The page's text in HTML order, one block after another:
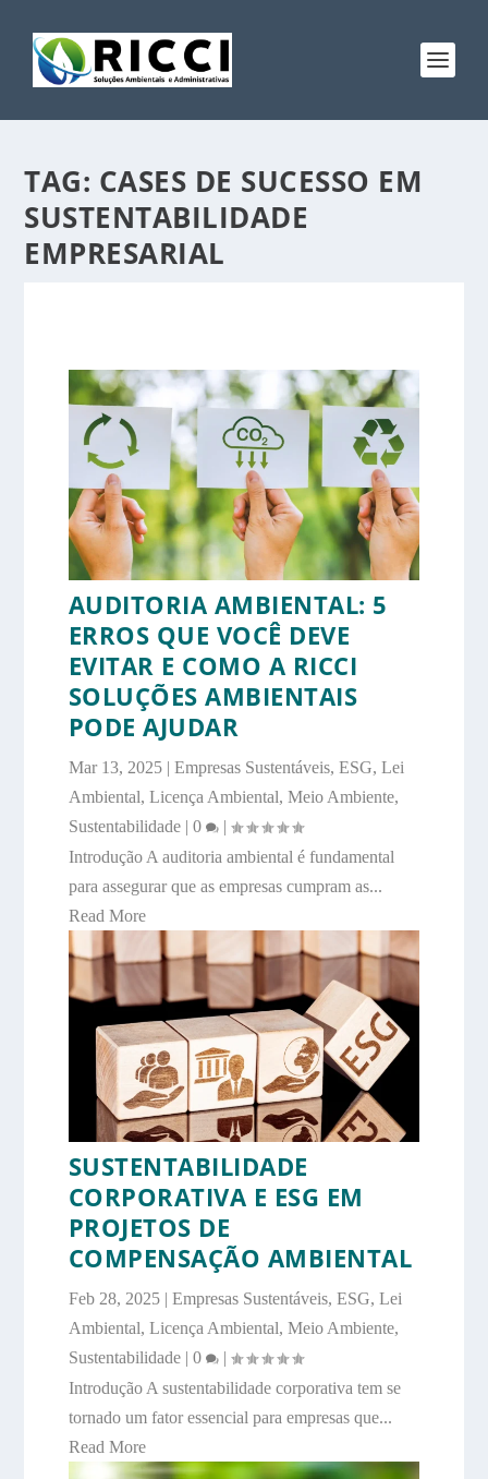
TAG: CASES DE SUCESSO EM
SUSTENTABILIDADE
EMPRESARIAL
AUDITORIA AMBIENTAL: 5
ERROS QUE VOCÊ DEVE
EVITAR E COMO A RICCI
SOLUÇÕES AMBIENTAIS
PODE AJUDAR
Mar 13, 2025| Empresas Sustentáveis, ESG, Lei
Ambiental, Licença Ambiental, Meio Ambiente,
Sustentabilidade| 0
|
Introdução A auditoria ambiental é fundamental
para assegurar que as empresas cumpram as...
Read More
SUSTENTABILIDADE
CORPORATIVA E ESG EM
PROJETOS DE
COMPENSAÇÃO AMBIENTAL
Feb 28, 2025| Empresas Sustentáveis, ESG, Lei
Ambiental, Licença Ambiental, Meio Ambiente,
Sustentabilidade| 0
|
Introdução A sustentabilidade corporativa tem se
tornado um fator essencial para empresas que...
Read More